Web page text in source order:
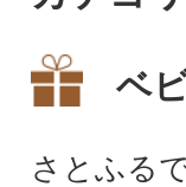
ベ
さとふる